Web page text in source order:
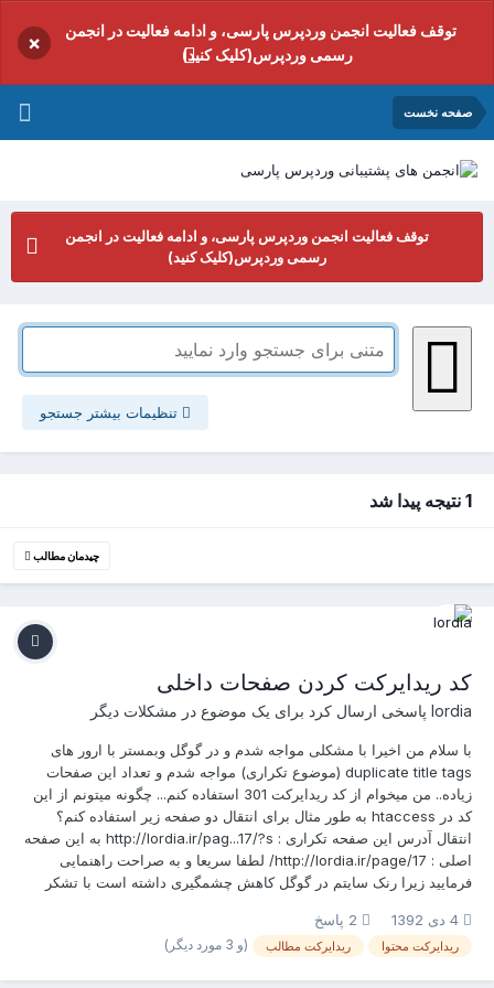
توقف فعالیت انجمن وردپرس پارسی، و ادامه فعالیت در انجمن
رسمی وردپرس(کلیک کنید)
×
صفحه نخست
توقف فعالیت انجمن وردپرس پارسی، و ادامه فعالیت در انجمن
رسمی وردپرس(کلیک کنید)
تنظیمات بیشتر جستجو
1 نتیجه پیدا شد
چیدمان مطالب
کد ریدایرکت کردن صفحات داخلی
lordia پاسخی ارسال کرد برای یک موضوع در مشکلات دیگر
با سلام من اخیرا با مشکلی مواجه شدم و در گوگل وبمستر با ارور های
duplicate title tags (موضوع تکراری) مواجه شدم و تعداد این صفحات
زیاده.. من میخوام از کد ریدایرکت 301 استفاده کنم... چگونه میتونم از این
کد در htaccess به طور مثال برای انتقال دو صفحه زیر استفاده کنم؟
انتقال آدرس این صفحه تکراری : http://lordia.ir/pag...17/?s به این صفحه
اصلی : http://lordia.ir/page/17/ لطفا سریعا و به صراحت راهنمایی
فرمایید زیرا رنک سایتم در گوگل کاهش چشمگیری داشته است با تشکر
4 دی 1392
ریدایرکت محتوا ریدایرکت مطالب (و 3 مورد دیگر)